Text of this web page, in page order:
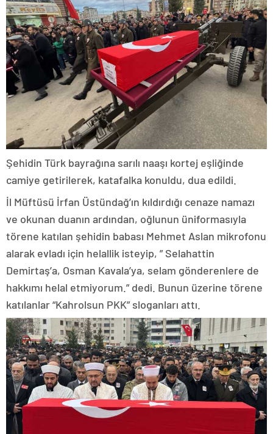
Şehidin Türk bayrağına sarılı naaşı kortej eşliğinde
camiye getirilerek, katafalka konuldu, dua edildi.
İl Müftüsü İrfan Üstündağ’ın kıldırdığı cenaze namazı
ve okunan duanın ardından, oğlunun üniformasıyla
törene katılan şehidin babası Mehmet Aslan mikrofonu
alarak evladı için helallik isteyip, ” Selahattin
Demirtaş’a, Osman Kavala’ya, selam gönderenlere de
hakkımı helal etmiyorum.” dedi. Bunun üzerine törene
katılanlar “Kahrolsun PKK” sloganları attı.